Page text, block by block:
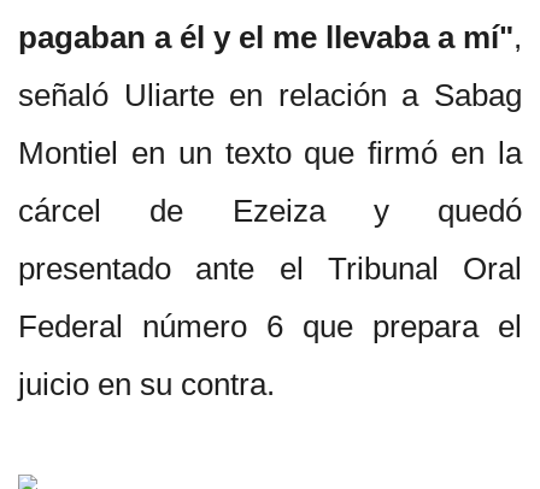
pagaban a él y el me llevaba a mí",
señaló Uliarte en relación a Sabag
Montiel en un texto que firmó en la
cárcel de Ezeiza y quedó
presentado ante el Tribunal Oral
Federal número 6 que prepara el
juicio en su contra.